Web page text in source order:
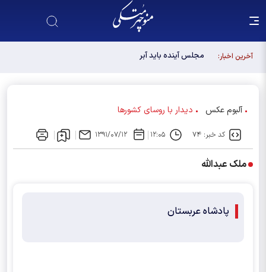
آخرین اخبار:
مجلس آینده باید آبروی اصولگرایی باشد / فهرست شورای
آلبوم عکس دیدار با روسای کشورها
کد خبر: ۷۴ ۱۲:۰۵ ۱۳۹۱/۰۷/۱۲
ملک عبدالله
پادشاه عربستان